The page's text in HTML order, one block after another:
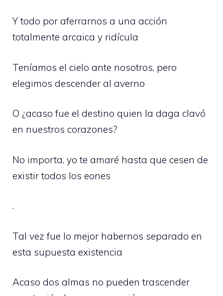
Y todo por aferrarnos a una acción
totalmente arcaica y ridícula
Teníamos el cielo ante nosotros, pero
elegimos descender al averno
O ¿acaso fue el destino quien la daga clavó
en nuestros corazones?
No importa, yo te amaré hasta que cesen de
existir todos los eones
.
Tal vez fue lo mejor habernos separado en
esta supuesta existencia
Acaso dos almas no pueden trascender